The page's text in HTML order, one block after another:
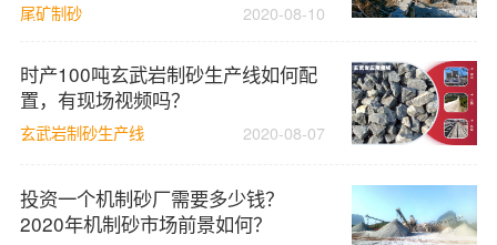
尾矿制砂 2020-08-10
时产100吨玄武岩制砂生产线如何配
置，有现场视频吗？
玄武岩制砂生产线 2020-08-07
投资一个机制砂厂需要多少钱？
2020年机制砂市场前景如何？